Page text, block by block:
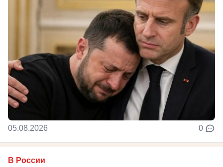
05.08.2026 0
В России